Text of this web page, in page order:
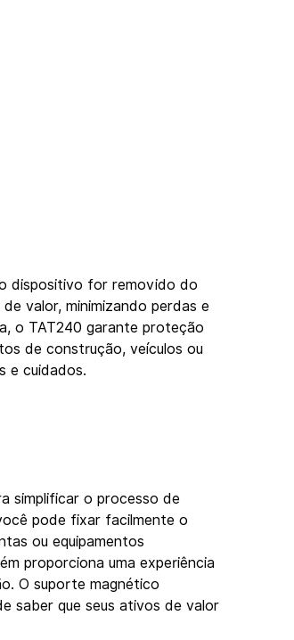
dispositivo for removido do
valor, minimizando perdas e
o TAT240 garante proteção
de construção, veículos ou
e cuidados.
simplificar o processo de
pode fixar facilmente o
ou equipamentos
proporciona uma experiência
O suporte magnético
saber que seus ativos de valor